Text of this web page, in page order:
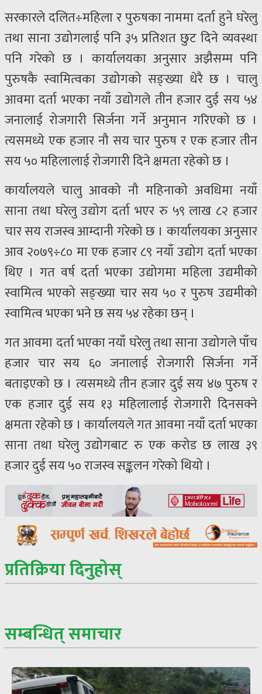
सरकारले दलित÷महिला र पुरुषका नाममा दर्ता हुने घरेलु
तथा साना उद्योगलाई पनि ३५ प्रतिशत छुट दिने व्यवस्था
पनि गरेको छ । कार्यालयका अनुसार अझैसम्म पनि
पुरुषकै स्वामित्वका उद्योगको सङ्ख्या धेरै छ । चालु
आवमा दर्ता भएका नयाँ उद्योगले तीन हजार दुई सय ५४
जनालाई रोजगारी सिर्जना गर्ने अनुमान गरिएको छ ।
त्यसमध्ये एक हजार नौ सय चार पुरुष र एक हजार तीन
सय ५० महिलालाई रोजगारी दिने क्षमता रहेको छ ।
कार्यालयले चालु आवको नौ महिनाको अवधिमा नयाँ
साना तथा घरेलु उद्योग दर्ता भएर रु ५९ लाख ८२ हजार
चार सय राजस्व आम्दानी गरेको छ । कार्यालयका अनुसार
आव २०७९÷८० मा एक हजार ८९ नयाँ उद्योग दर्ता भएका
थिए । गत वर्ष दर्ता भएका उद्योगमा महिला उद्यमीको
स्वामित्व भएको सङ्ख्या चार सय ५० र पुरुष उद्यमीको
स्वामित्व भएका भने छ सय ५४ रहेका छन् ।
गत आवमा दर्ता भएका नयाँ घरेलु तथा साना उद्योगले पाँच
हजार चार सय ६० जनालाई रोजगारी सिर्जना गर्ने
बताइएको छ । त्यसमध्ये तीन हजार दुई सय ४७ पुरुष र
एक हजार दुई सय १३ महिलालाई रोजगारी दिनसक्ने
क्षमता रहेको छ । कार्यालयले गत आवमा नयाँ दर्ता भएका
साना तथा घरेलु उद्योगबाट रु एक करोड छ लाख ३९
हजार दुई सय ५० राजस्व सङ्कलन गरेको थियो ।
प्रतिक्रिया दिनुहोस्
सम्बन्धित् समाचार